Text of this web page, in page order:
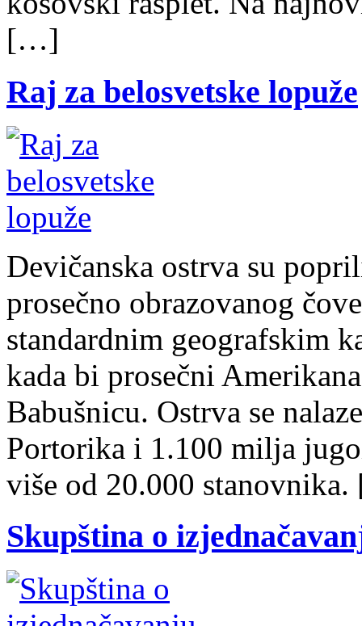
[…]
Raj za belosvetske lopuže
Devičanska ostrva su
prosečno obrazovanog
standardnim geografskim
kada bi prosečni
Babušnicu. Ostrva se
Portorika i 1.100 milja
više od 20.000
Skupština o